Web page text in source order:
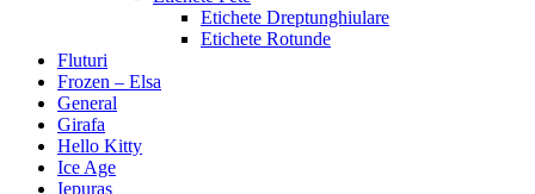
Etichete Dreptunghiulare
Etichete Rotunde
Fluturi
Frozen – Elsa
General
Girafa
Hello Kitty
Ice Age
Iepuras